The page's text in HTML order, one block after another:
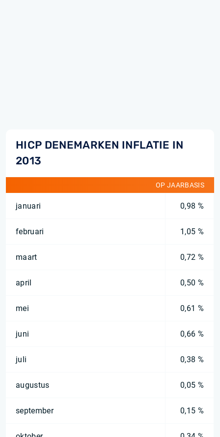
HICP DENEMARKEN INFLATIE IN
2013
OP JAARBASIS
januari 0,98 %
februari 1,05 %
maart 0,72 %
april 0,50 %
mei 0,61 %
juni 0,66 %
juli 0,38 %
augustus 0,05 %
september 0,15 %